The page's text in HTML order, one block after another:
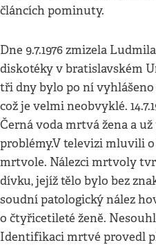
článcích pominuty.
Dne 9.7.1976 zmizela
diskotéky v bratislavském
tři dny bylo po ní
což je velmi neobvyklé.
Černá voda mrtvá žena a
problémy.V televizi mluvili
mrtvole. Nálezci mrtvoly
dívku, jejíž tělo bylo bez
soudní patologický nález
o čtyřicetileté ženě.
Identifikaci mrtvé provedl